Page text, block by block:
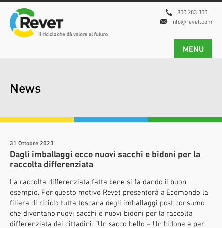
800.283.300
info@revet.com
MENU
News
31 Ottobre 2023
Dagli imballaggi ecco nuovi sacchi e bidoni per la
raccolta differenziata
La raccolta differenziata fatta bene si fa dando il buon
esempio. Per questo motivo Revet presenterà a Ecomondo la
filiera di riciclo tutta toscana degli imballaggi post consumo
che diventano nuovi sacchi e nuovi bidoni per la raccolta
differenziata dei cittadini. “Un sacco bello – Un bidone è per